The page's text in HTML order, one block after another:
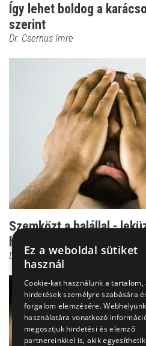
Így lehet boldog a
szerint
Dr. Csernus Imre
Szemközt a halállal -
halálfélelem?
Dr. Ormay István
Ez a weboldal sütiket
használ
Cookie-kat használunk a tartalom,
hirdetések személyre szabására
forgalom elemzésére.
használatára vonatkozó
megosztjuk hirdetési és elemző
partnereinkkel is, akik